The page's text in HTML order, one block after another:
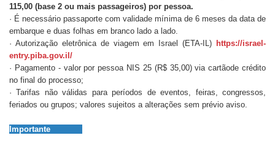
115,00 (base 2 ou mais passageiros) por pessoa.
· É necessário passaporte com validade mínima de 6 meses da data de
embarque e duas folhas em branco lado a lado.
· Autorização eletrônica de viagem em Israel (ETA-IL) https://israel-
entry.piba.gov.il/
· Pagamento - valor por pessoa NIS 25 (R$ 35,00) via cartãode crédito
no final do processo;
· Tarifas não válidas para períodos de eventos, feiras, congressos,
feriados ou grupos; valores sujeitos a alterações sem prévio aviso.
Importante